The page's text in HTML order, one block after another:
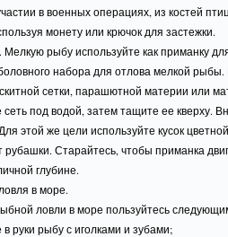
в военных операциях, из костей
монету или крючок для застежки.
Мелкую рыбу используйте как приманку
набора для отлова мелкой рыбы.
сетки, парашютной материи или
под водой, затем тащите ее кверху.
этой же цели используйте кусок
рубашки. Старайтесь, чтобы приманка
глубине.
в море.
ловли в море пользуйтесь
руки рыбу с иголками и зубами;